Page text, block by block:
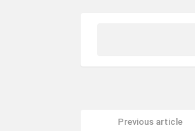
Previous article